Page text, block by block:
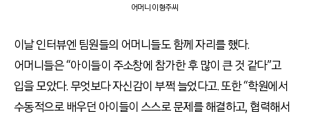
어머니 이형주씨
이날 인터뷰엔 팀원들의 어머니들도 함께 자리를 했다.
어머니들은 “아이들이 주소창에 참가한 후 많이 큰 것 같다”고
입을 모았다. 무엇보다 자신감이 부쩍 늘었다고. 또한 “학원에서
수동적으로 배우던 아이들이 스스로 문제를 해결하고, 협력해서